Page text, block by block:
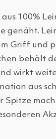
100%
genäht.
Griff und
behält
wirkt
aus
Spitze